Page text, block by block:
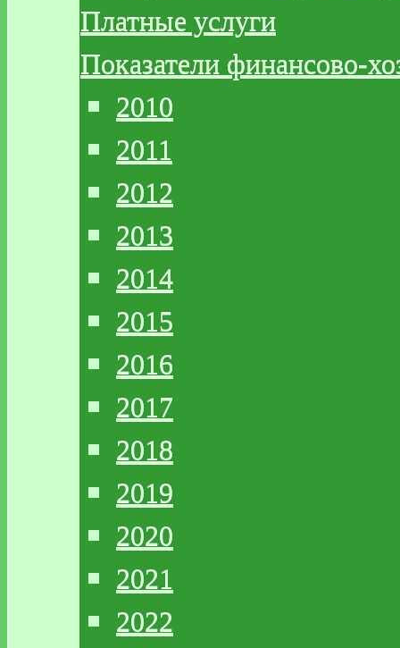
Платные услуги
Показатели финансово-
2010
2011
2012
2013
2014
2015
2016
2017
2018
2019
2020
2021
2022